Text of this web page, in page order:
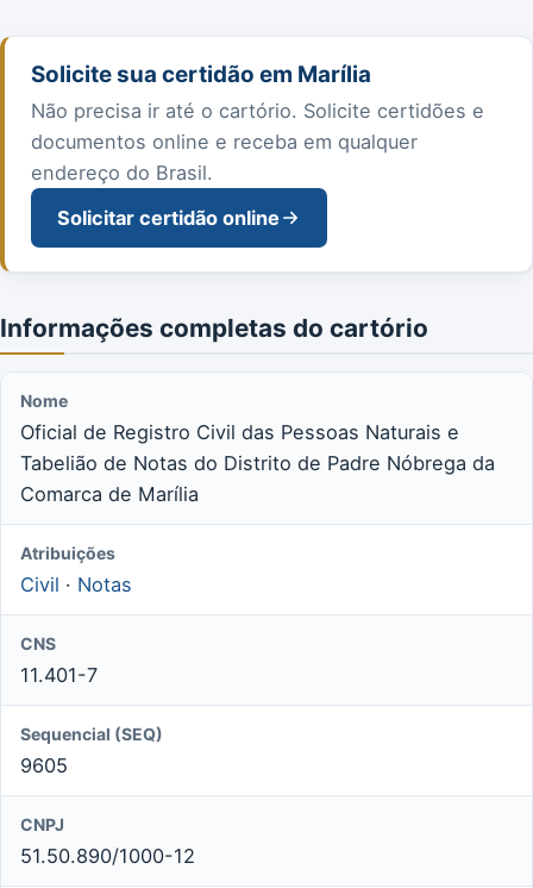
Solicite sua certidão em Marília
Não precisa ir até o cartório. Solicite certidões e
documentos online e receba em qualquer
endereço do Brasil.
Solicitar certidão online
Informações completas do cartório
Nome
Oficial de Registro Civil das Pessoas Naturais e
Tabelião de Notas do Distrito de Padre Nóbrega da
Comarca de Marília
Atribuições
Civil · Notas
CNS
11.401-7
Sequencial (SEQ)
9605
CNPJ
51.50.890/1000-12